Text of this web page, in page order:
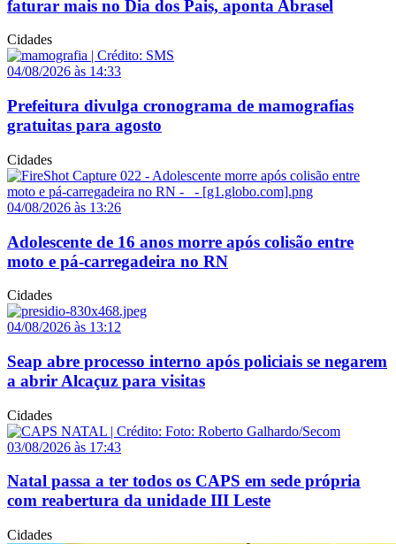
faturar mais no Dia dos Pais, aponta Abrasel
Cidades
04/08/2026 às 14:33
Prefeitura divulga cronograma de mamografias
gratuitas para agosto
Cidades
04/08/2026 às 13:26
Adolescente de 16 anos morre após colisão entre
moto e pá-carregadeira no RN
Cidades
04/08/2026 às 13:12
Seap abre processo interno após policiais se negarem
a abrir Alcaçuz para visitas
Cidades
03/08/2026 às 17:43
Natal passa a ter todos os CAPS em sede própria
com reabertura da unidade III Leste
Cidades